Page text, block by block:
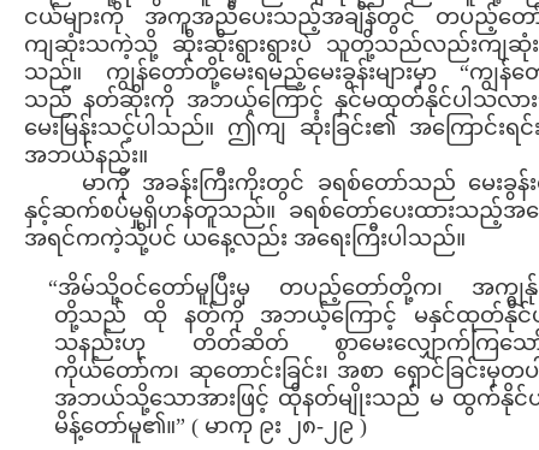
ငယ်များကို အကူအညီပေးသည့်အချိန်တွင် တပည့်တော်မ
ကျဆုံးသကဲ့သို့ ဆိုးဆိုးရွားရွားပဲ သူတို့သည်လည်းကျဆုံး
သည်။ ကျွန်တော်တို့မေးရမည့်မေးခွန်းများမှာ “ကျွန်
သည် နတ်ဆိုးကို အဘယ့်ကြောင့် နှင်မထုတ်နိုင်ပါသလာ
မေးမြန်းသင့်ပါသည်။ ဤကျ ဆုံးခြင်း၏ အကြောင်းရင်
အဘယ်နည်း။
မာကို အခန်းကြီးကိုးတွင် ခရစ်တော်သည် မေးခွန်
နှင့်ဆက်စပ်မှုရှိဟန်တူသည်။ ခရစ်တော်ပေးထားသည့်အဖြ
အရင်ကကဲ့သို့ပင် ယနေ့လည်း အရေးကြီးပါသည်။
“အိမ်သို့ဝင်တော်မူပြီးမှ တပည့်တော်တို့က၊ အကျွန်ု
တို့သည် ထို နတ်ကို အဘယ့်ကြောင့် မနှင်ထုတ်နိုင်ပ
သနည်းဟု တိတ်ဆိတ် စွာမေးလျှောက်ကြသော်
ကိုယ်တော်က၊ ဆုတောင်းခြင်း၊ အစာ ရှောင်ခြင်းမှတပ
အဘယ်သို့သောအားဖြင့် ထိုနတ်မျိုးသည် မ ထွက်နိုင်
မိန့်တော်မူ၏။” ( မာကု ၉း ၂၈-၂၉ )